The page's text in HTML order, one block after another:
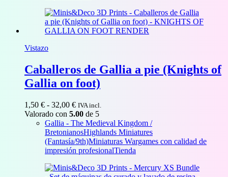
43,00 €
Vistazo
Caballeros de Gallia a pie (Knights of
Gallia on foot)
1,50 € - 32,00 €Rango
de
precios:
desde
1,50 €
hasta
IVA incl.
Valorado con 5.00 de 5
Gallia - The Medieval Kingdom /
BretonianosHighlands Miniatures
(Fantasía/9th)Miniaturas Wargames con calidad de
impresión profesionalTienda